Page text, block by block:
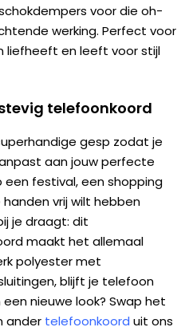
voor die oh-
werking. Perfect voor
liefheeft en leeft voor stijl
telefoonkoord
gesp zodat je
aan jouw perfecte
festival, een shopping
vrij wilt hebben
je draagt: dit
maakt het allemaal
polyester met
blijft je telefoon
nieuwe look? Swap het
ander telefoonkoord uit ons